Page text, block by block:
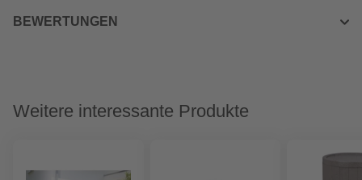
BEWERTUNGEN
Weitere interessante Produkte